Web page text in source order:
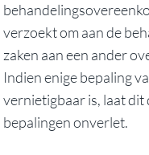
verzoekt om aan de
zaken aan een ander
Indien enige bepaling
vernietigbaar is, laat dit
bepalingen onverlet.